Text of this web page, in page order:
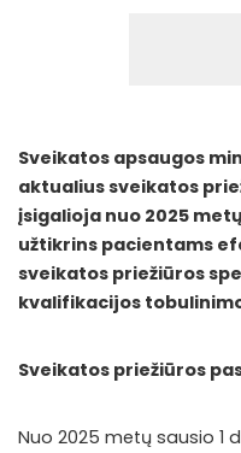
Sveikatos apsaugos
aktualius sveikatos
įsigalioja nuo 2025
užtikrins pacientams
sveikatos priežiūros
kvalifikacijos
Sveikatos priežiūros
Nuo 2025 metų sausio 1